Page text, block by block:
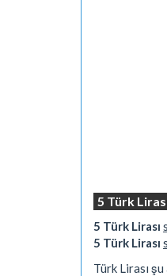
5 Türk
5 Türk Lirası
5 Türk Lirası
Türk Lirası